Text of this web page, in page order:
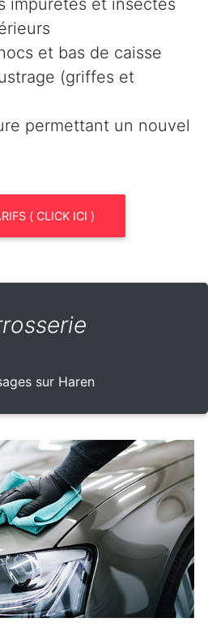
impuretés et insectes
et bas de caisse
(griffes et
permettant un nouvel
( CLICK ICI )
sur Haren